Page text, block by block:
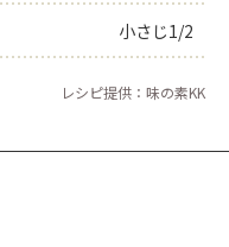
小さじ1/2
レシピ提供：味の素KK